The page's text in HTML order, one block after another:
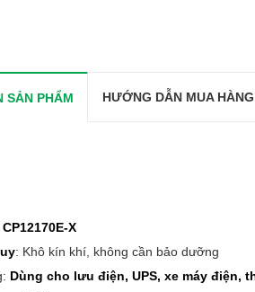
SẢN PHẨM HƯỚNG DẪN MUA HÀNG
CP12170E-X
: Khô kín khí, không cần bảo dưỡng
Dùng cho lưu điện, UPS, xe máy điện,